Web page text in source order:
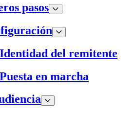
pasos
Identidad del remitente
Puesta en marcha